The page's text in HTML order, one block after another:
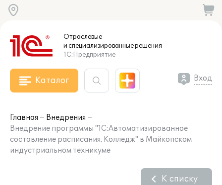
Отраслевые
и специализированныерешения
1С:Предприятие
Каталог Вход
Главная
Внедрения
Внедрение программы "1С:Автоматизированное
составление расписания. Колледж" в Майкопском
индустриальном техникуме
К списку